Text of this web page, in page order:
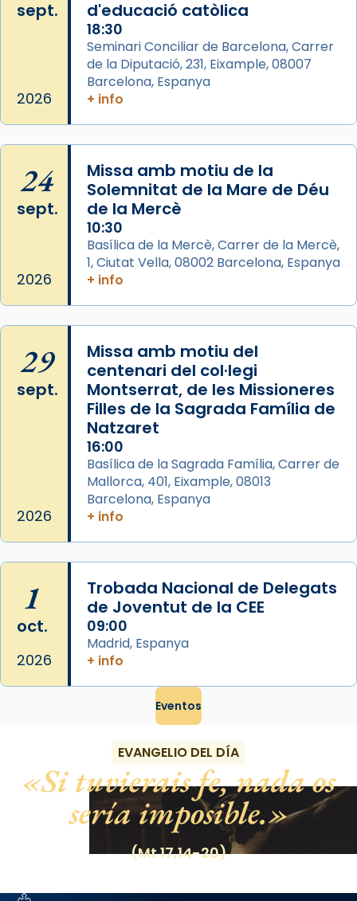
partir de l’Edat Mitjana sorgeix la tradició
que les santes Juliana (“relatiu a Júlia”) i
Semproniana (“relatiu a Semprònia =
eterna”) són deixebles seves. I l’any 1667, el
frare Joan Gaspar Roig, afirma en una obra
Foto
View on Facebook · Share
sept.
2026
d'educació catòlica
18:30
Seminari Conciliar de Barcelona, Carrer
de la Diputació, 231, Eixample, 08007
Barcelona, Espanya
+ info
24
sept.
2026
Missa amb motiu de la
Solemnitat de la Mare de Déu
de la Mercè
10:30
Basílica de la Mercè, Carrer de la Mercè,
1, Ciutat Vella, 08002 Barcelona, Espanya
+ info
29
sept.
2026
Missa amb motiu del
centenari del col·legi
Montserrat, de les Missioneres
Filles de la Sagrada Família de
Natzaret
16:00
Basílica de la Sagrada Família, Carrer de
Mallorca, 401, Eixample, 08013
Barcelona, Espanya
+ info
1
oct.
2026
Trobada Nacional de Delegats
de Joventut de la CEE
09:00
Madrid, Espanya
+ info
Eventos
EVANGELIO DEL DÍA
Si tuvierais fe, nada os
sería imposible.
(Mt 17,14-20)